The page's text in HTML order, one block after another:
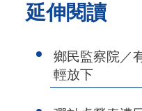
延伸閱讀
鄉民監察院／
輕放下